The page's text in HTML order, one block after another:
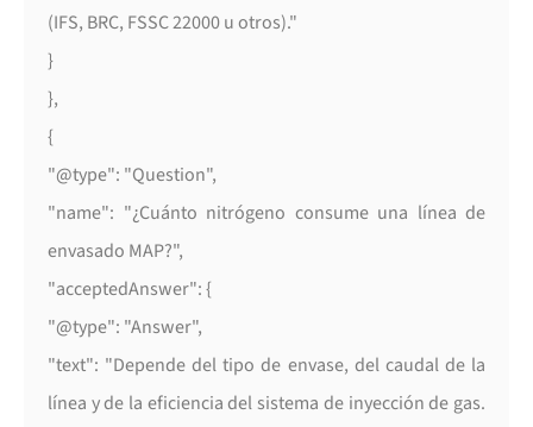
(IFS, BRC, FSSC 22000 u otros)."
}
},
{
"@type": "Question",
"name": "¿Cuánto nitrógeno consume una línea de
envasado MAP?",
"acceptedAnswer": {
"@type": "Answer",
"text": "Depende del tipo de envase, del caudal de la
línea y de la eficiencia del sistema de inyección de gas.